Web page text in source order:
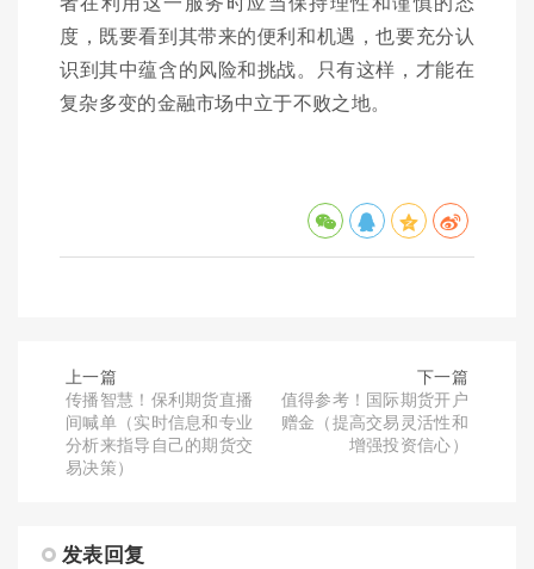
度，既要看到其带来的便利和机遇，也要充分认
识到其中蕴含的风险和挑战。只有这样，才能在
复杂多变的金融市场中立于不败之地。
上一篇
传播智慧！保利期货直播
间喊单（实时信息和专业
分析来指导自己的期货交
易决策）
下一篇
值得参考！国际期货开户
赠金（提高交易灵活性和
增强投资信心）
发表回复